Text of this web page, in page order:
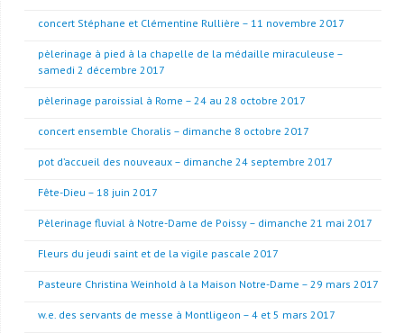
concert Stéphane et Clémentine Rullière – 11 novembre 2017
pèlerinage à pied à la chapelle de la médaille miraculeuse –
samedi 2 décembre 2017
pèlerinage paroissial à Rome – 24 au 28 octobre 2017
concert ensemble Choralis – dimanche 8 octobre 2017
pot d’accueil des nouveaux – dimanche 24 septembre 2017
Fête-Dieu – 18 juin 2017
Pèlerinage fluvial à Notre-Dame de Poissy – dimanche 21 mai 2017
Fleurs du jeudi saint et de la vigile pascale 2017
Pasteure Christina Weinhold à la Maison Notre-Dame – 29 mars 2017
w.e. des servants de messe à Montligeon – 4 et 5 mars 2017